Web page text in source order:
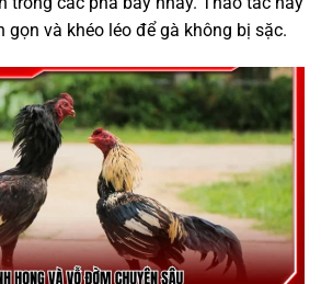
gọn và khéo léo để gà không bị sặc.